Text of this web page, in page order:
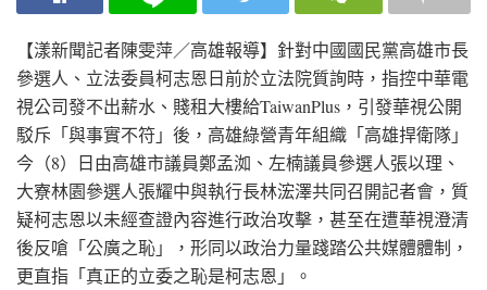
【漾新聞記者陳雯萍／高雄報導】針對中國國民黨高雄市長
參選人、立法委員柯志恩日前於立法院質詢時，指控中華電
視公司發不出薪水、賤租大樓給TaiwanPlus，引發華視公開
駁斥「與事實不符」後，高雄綠營青年組織「高雄捍衛隊」
今（8）日由高雄市議員鄭孟洳、左楠議員參選人張以理、
大寮林園參選人張耀中與執行長林浤澤共同召開記者會，質
疑柯志恩以未經查證內容進行政治攻擊，甚至在遭華視澄清
後反嗆「公廣之恥」，形同以政治力量踐踏公共媒體體制，
更直指「真正的立委之恥是柯志恩」。